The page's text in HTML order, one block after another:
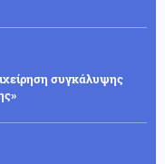
συγκάλυψης